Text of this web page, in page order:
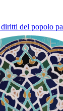
del popolo